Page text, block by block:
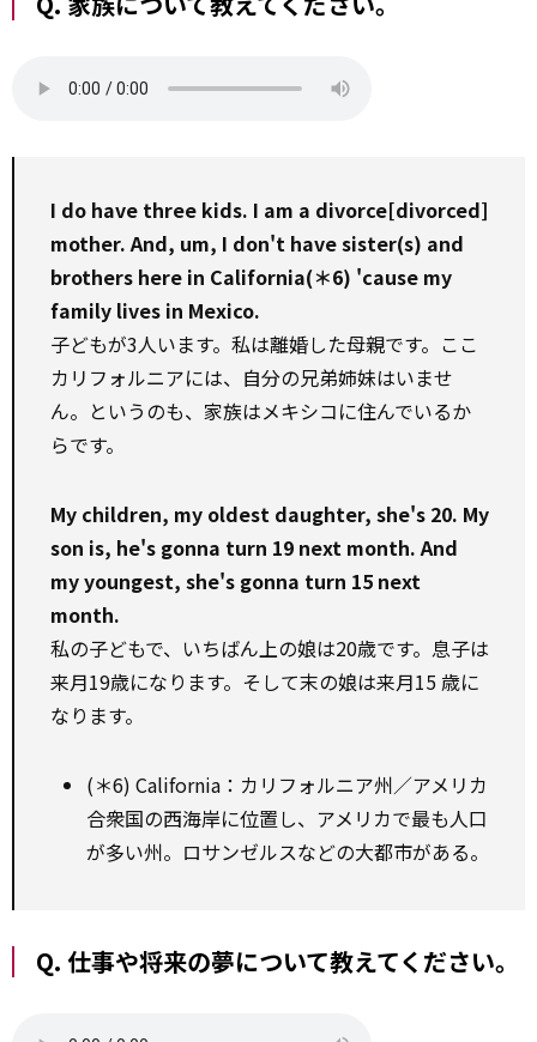
I do have three kids. I am a divorce[divorced]
mother. And, um, I don't have sister(s) and
brothers here in California(＊6) 'cause my
family lives in Mexico.
子どもが3人います。私は離婚した母親です。ここ
カリフォルニアには、自分の兄弟姉妹はいませ
ん。というのも、家族はメキシコに住んでいるか
らです。
My children, my oldest daughter, she's 20. My
son is, he's gonna turn 19 next month. And
my youngest, she's gonna turn 15 next
month.
私の子どもで、いちばん上の娘は20歳です。息子は
来月19歳になります。そして末の娘は来月15 歳に
なります。
(＊6) California：カリフォルニア州／アメリカ
合衆国の西海岸に位置し、アメリカで最も人口
が多い州。ロサンゼルスなどの大都市がある。
Q. 仕事や将来の夢について教えてください。